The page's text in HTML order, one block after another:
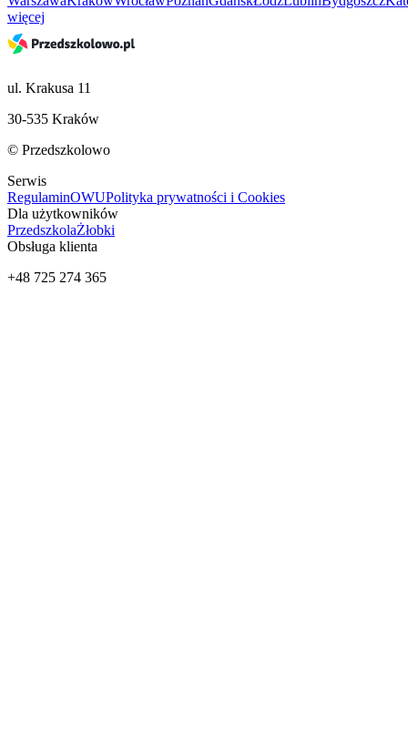
więcej
ul. Krakusa 11
30-535 Kraków
© Przedszkolowo
Serwis
RegulaminOWUPolityka prywatności i Cookies
Dla użytkowników
PrzedszkolaŻłobki
Obsługa klienta
+48 725 274 365